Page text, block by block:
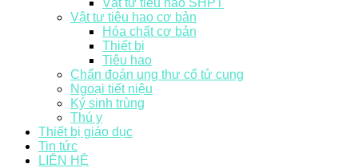
Vật tư tiêu hao SHPT
Vật tư tiêu hao cơ bản
Hóa chất cơ bản
Thiết bị
Tiêu hao
Chẩn đoán ung thư cổ tử cung
Ngoại tiết niệu
Ký sinh trùng
Thú y
Thiết bị giáo dục
Tin tức
LIÊN HỆ